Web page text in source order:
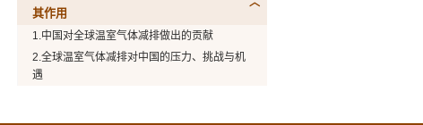
其作用
1.中国对全球温室气体减排做出的贡献
2.全球温室气体减排对中国的压力、挑战与机
遇